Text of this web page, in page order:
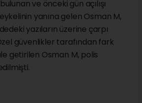
ve önceki gün açılışı
yanına gelen Osman M,
yazıların üzerine çarpı
güvenlikler tarafından fark
getirilen Osman M, polis